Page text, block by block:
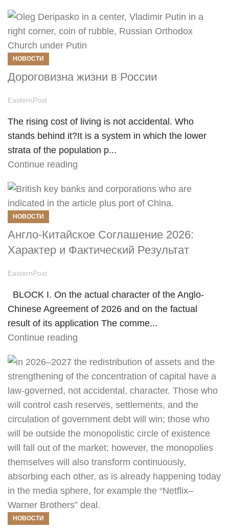
НОВОСТИ
Дороговизна жизни в России
EasternPost
The rising cost of living is not accidental. Who
stands behind it?It is a system in which the lower
strata of the population p...
Continue reading
НОВОСТИ
Англо-Китайское Соглашение 2026:
Характер и Фактический Результат
EasternPost
BLOCK I. On the actual character of the Anglo-
Chinese Agreement of 2026 and on the factual
result of its application The comme...
Continue reading
НОВОСТИ